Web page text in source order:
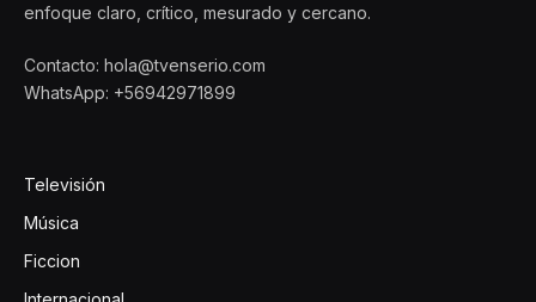
enfoque claro, crítico, mesurado y cercano.
Contacto: hola@tvenserio.com
WhatsApp: +56942971899
Televisión
Música
Ficcion